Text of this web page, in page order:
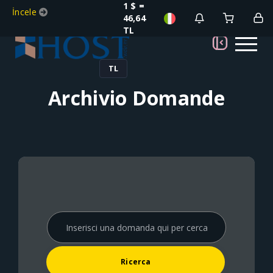
İncele
1 $ =
46,64
TL
TL
Archivio Domande